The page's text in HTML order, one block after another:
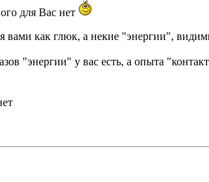
для Вас нет
вами как глюк, а некие "энергии",
"энергии" у вас есть, а опыта